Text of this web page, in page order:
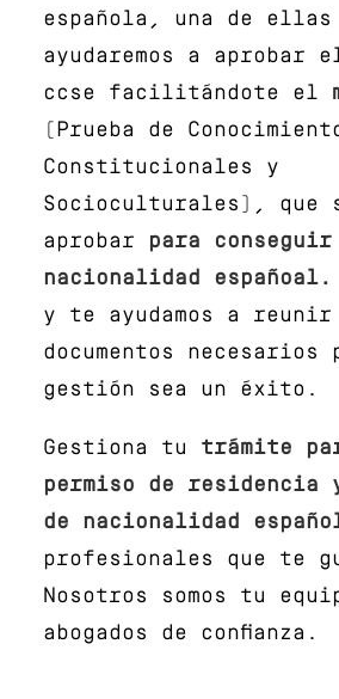
española, una de
ayudaremos a aprobar
ccse facilitándote el
(Prueba de
Constitucionales y
Socioculturales), que
aprobar para
nacionalidad españoal.
y te ayudamos a
documentos necesarios
gestión sea un éxito.
Gestiona tu trámite
permiso de
de nacionalidad
profesionales que te
Nosotros somos tu
abogados de confianza.